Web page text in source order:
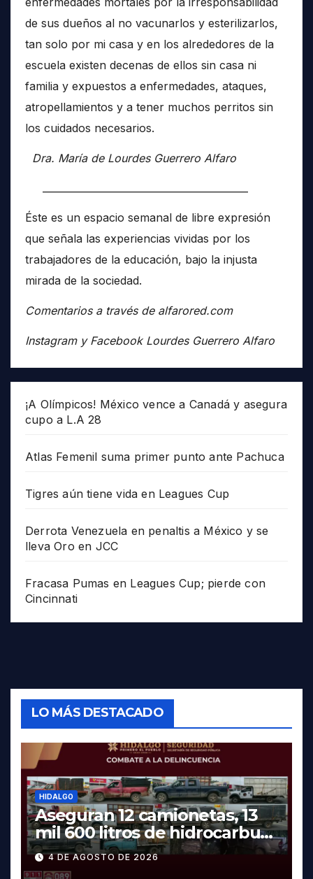
de sus dueños al no vacunarlos y esterilizarlos,
tan solo por mi casa y en los alrededores de la
escuela existen decenas de ellos sin casa ni
familia y expuestos a enfermedades, ataques,
atropellamientos y a tener muchos perritos sin
los cuidados necesarios.
Dra. María de Lourdes Guerrero Alfaro
Éste es un espacio semanal de libre expresión
que señala las experiencias vividas por los
trabajadores de la educación, bajo la injusta
mirada de la sociedad.
Comentarios a través de alfarored.com
Instagram y Facebook Lourdes Guerrero Alfaro
¡A Olímpicos! México vence a Canadá y asegura
cupo a L.A 28
Atlas Femenil suma primer punto ante Pachuca
Tigres aún tiene vida en Leagues Cup
Derrota Venezuela en penaltis a México y se
lleva Oro en JCC
Fracasa Pumas en Leagues Cup; pierde con
Cincinnati
LO MÁS DESTACADO
HIDALGO
Aseguran 12 camionetas, 13
mil 600 litros de hidrocarburo
y dos vehículos robados en
Tula
4 DE AGOSTO DE 2026